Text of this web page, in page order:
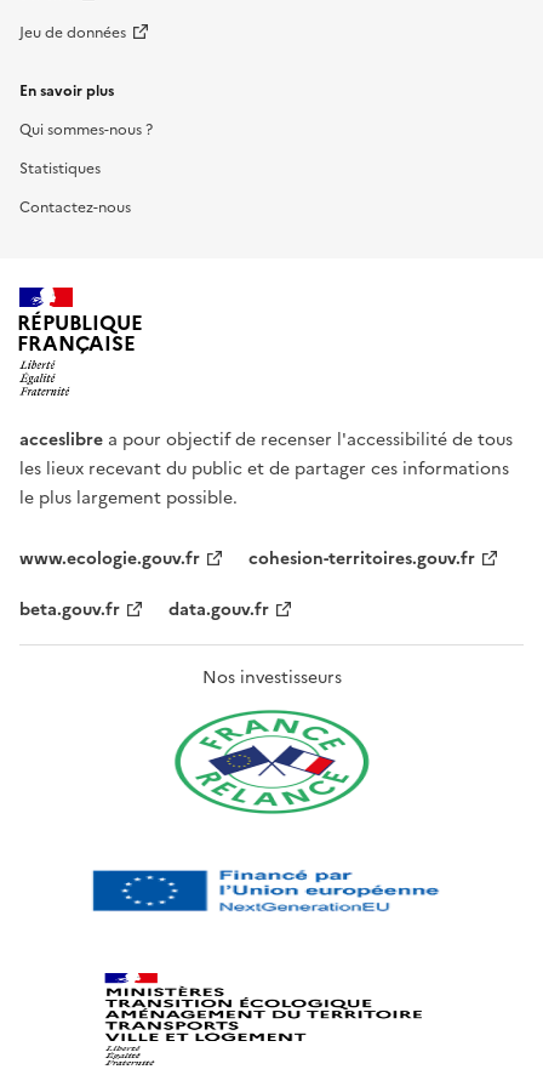
Jeu de données
En savoir plus
Qui sommes-nous ?
Statistiques
Contactez-nous
RÉPUBLIQUE
FRANÇAISE
acceslibre a pour objectif de recenser l'accessibilité de tous
les lieux recevant du public et de partager ces informations
le plus largement possible.
www.ecologie.gouv.fr
cohesion-territoires.gouv.fr
beta.gouv.fr
data.gouv.fr
Nos investisseurs